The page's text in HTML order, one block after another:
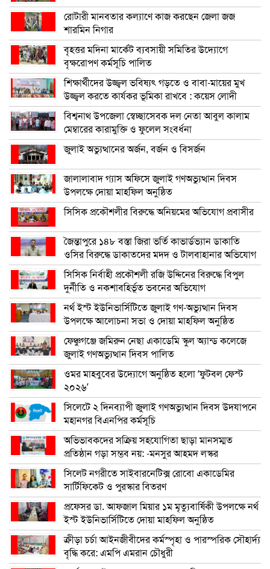
রোটারী মানবতার কল্যাণে কাজ করছেন জেলা জজ
শারমিন নিগার
বৃহত্তর মদিনা মার্কেট ব্যবসায়ী সমিতির উদ্যোগে
বৃক্ষরোপণ কর্মসূচি পালিত
শিক্ষার্থীদের উজ্জ্বল ভবিষ্যৎ গড়তে ও বাবা-মায়ের মুখ
উজ্জ্বল করতে কার্যকর ভূমিকা রাখবে : কয়েস লোদী
বিশ্বনাথ উপজেলা স্বেচ্ছাসেবক দল নেতা আবুল কালাম
মেম্বারের কারামুক্তি ও ফুলেল সংবর্ধনা
জুলাই অভ্যুত্থানের অর্জন, বর্জন ও বিসর্জন
জালালাবাদ গ্যাস অফিসে জুলাই গণঅভ্যুত্থান দিবস
উপলক্ষে দোয়া মাহফিল অনুষ্ঠিত
সিসিক প্রকৌশলীর বিরুদ্ধে অনিয়মের অভিযোগ প্রবাসীর
জৈন্তাপুরে ১৪৮ বস্তা জিরা ভর্তি কাভার্ডভ্যান ডাকাতি
ওসির বিরুদ্ধে ডাকাতদের মদদ ও টালবাহানার অভিযোগ
সিসিক নির্বাহী প্রকৌশলী রজি উদ্দিনের বিরুদ্ধে বিপুল
দুর্নীতি ও নকশাবহির্ভূত ভবনের অভিযোগ
নর্থ ইস্ট ইউনিভার্সিটিতে জুলাই গণ-অভ্যুত্থান দিবস
উপলক্ষে আলোচনা সভা ও দোয়া মাহফিল অনুষ্ঠিত
ফেঞ্চুগঞ্জে জমিরুন নেছা একাডেমি স্কুল অ্যান্ড কলেজে
জুলাই গণঅভ্যুত্থান দিবস পালিত
ওমর মাহবুবের উদ্যোগে অনুষ্ঠিত হলো ‘ফুটবল ফেস্ট
২০২৬’
সিলেটে ২ দিনব্যাপী জুলাই গণঅভ্যুত্থান দিবস উদযাপনে
মহানগর বিএনপির কর্মসূচি
অভিভাবকদের সক্রিয় সহযোগিতা ছাড়া মানসম্মত
প্রতিষ্ঠান গড়া সম্ভব নয়: -মনসুর আহমদ লস্কর
সিলেট নগরীতে সাইবারনেটিক্স রোবো একাডেমির
সার্টিফিকেট ও পুরস্কার বিতরণ
প্রফেসর ডা. আফজাল মিয়ার ১ম মৃত্যুবার্ষিকী উপলক্ষে নর্থ
ইস্ট ইউনিভার্সিটিতে দোয়া মাহফিল অনুষ্ঠিত
ক্রীড়া চর্চা আইনজীবীদের কর্মস্পৃহা ও পারস্পরিক সৌহার্দ্য
বৃদ্ধি করে: এমপি এমরান চৌধুরী